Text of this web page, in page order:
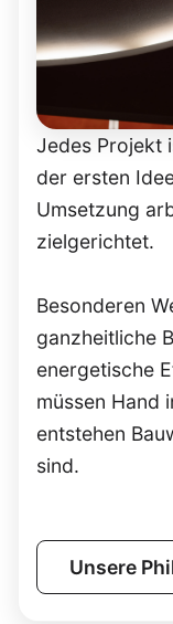
Jedes Projekt
der ersten
Umsetzung
zielgerichtet.
Besonderen
ganzheitliche
energetische
müssen Hand
entstehen
sind.
Unsere